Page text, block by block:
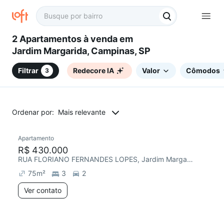
2 Apartamentos à venda em
Jardim Margarida, Campinas, SP
Filtrar 3 Redecore IA Valor Cômodos
Ordenar por: Mais relevante
Apartamento
R$ 430.000
RUA FLORIANO FERNANDES LOPES, Jardim Margarida
75m² 3
2
Ver contato